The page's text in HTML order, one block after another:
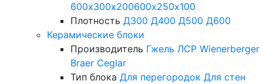
600х300х200600х250х100
Плотность Д300 Д400 Д500 Д600
Керамические блоки
Производитель Гжель ЛСР Wienerberger
Braer Ceglar
Тип блока Для перегородок Для стен